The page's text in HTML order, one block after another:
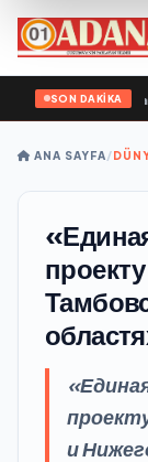
SON DAKİKA
arazi
ANA SAYFA/
и